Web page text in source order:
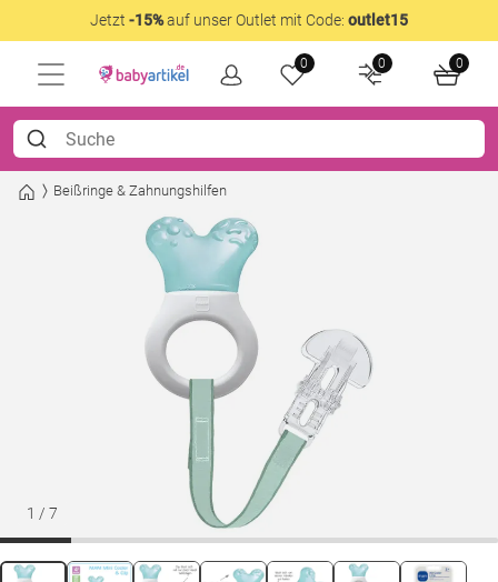
Jetzt -15%auf unser Outlet mit Code: outlet15
0 0 0
Beißringe & Zahnungshilfen
1 / 7